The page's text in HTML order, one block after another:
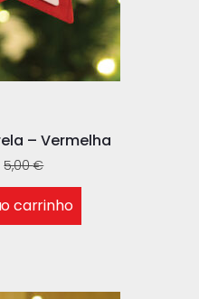
– Vermelha
5,00€
carrinho